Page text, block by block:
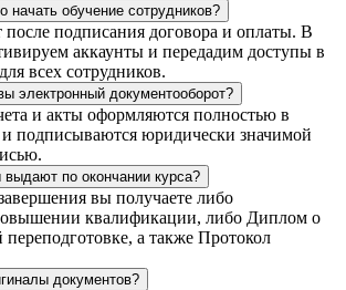
начать обучение сотрудников?
после подписания договора и оплаты. В
аккаунты и передадим доступы в
всех сотрудников.
электронный документооборот?
и акты оформляются полностью в
подписываются юридически значимой
по окончании курса?
вы получаете либо
квалификации, либо Диплом о
а также Протокол
документов?